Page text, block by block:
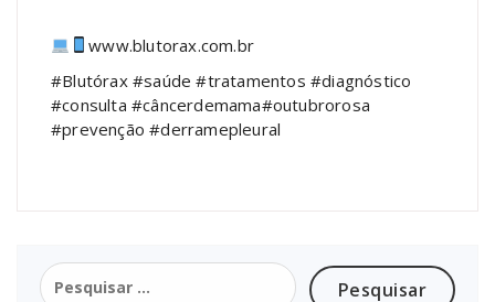
www.blutorax.com.br
#Blutórax #saúde #tratamentos #diagnóstico
#consulta #câncerdemama#outubrorosa
#prevenção #derramepleural